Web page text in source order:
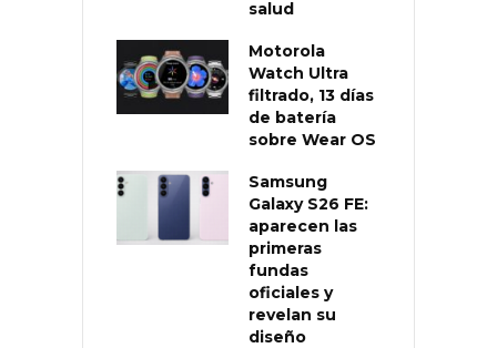
salud
Motorola
Watch Ultra
filtrado, 13 días
de batería
sobre Wear OS
Samsung
Galaxy S26 FE:
aparecen las
primeras
fundas
oficiales y
revelan su
diseño